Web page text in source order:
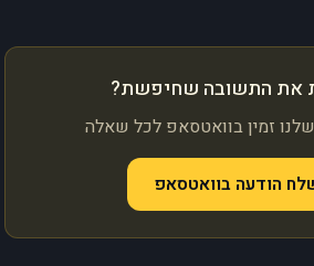
את התשובה שחיפשת?
זמין בוואטסאפ לכל שאלה
הודעה בוואטסאפ